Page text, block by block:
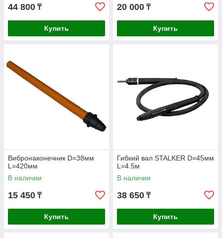
44 800 ₸
Купить
20 000 ₸
Купить
Вибронаконечник D=38мм
L=420мм
В наличии
15 450 ₸
Купить
Гибкий вал STALKER D=45мм
L=4.5м
В наличии
38 650 ₸
Купить